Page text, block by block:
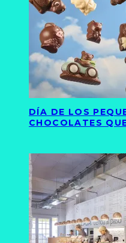
DÍA DE LOS
CHOCOLATES